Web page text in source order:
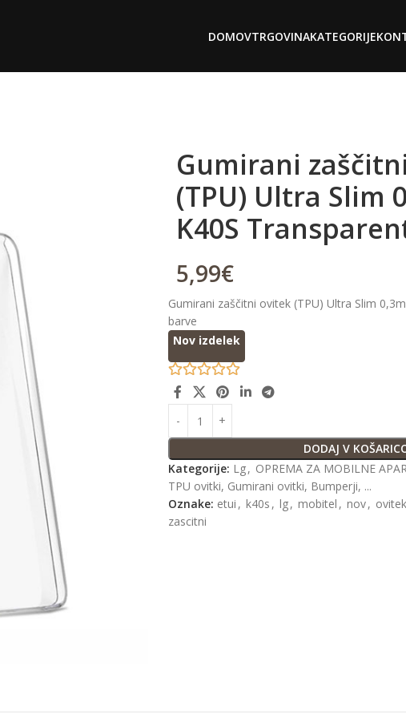
DOMOVTRGOVINAKATEGORIJE
Gumirani
(TPU) Ultra Slim
K40S
5,99€
Gumirani zaščitni ovitek (TPU) Ultra Slim
barve
DODAJ V
Nov izdelek
Kategorije: Lg, OPREMA ZA MOBILNE
TPU ovitki, Gumirani ovitki, Bumperji, ...
Oznake: etui , k40s , lg, mobitel , nov, ovitek
zascitni